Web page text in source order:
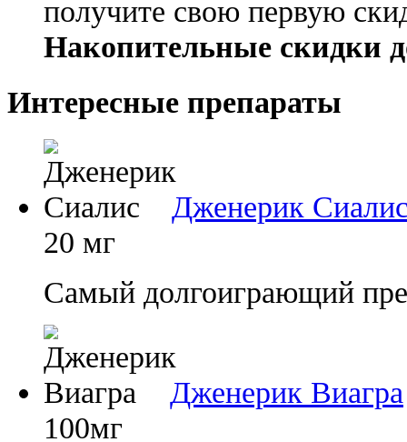
получите свою первую
Накопительные скидки
Интересные препараты
Дженерик
20 мг
Самый долгоиграющий
Дженерик Виагра
100мг